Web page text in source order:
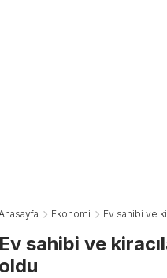
Ekonomi Ev sahibi ve
Ev sahibi ve
oldu